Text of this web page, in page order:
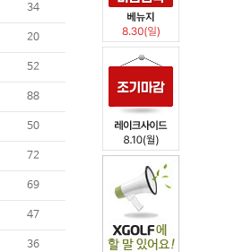
34
20
52
88
50
72
69
47
36